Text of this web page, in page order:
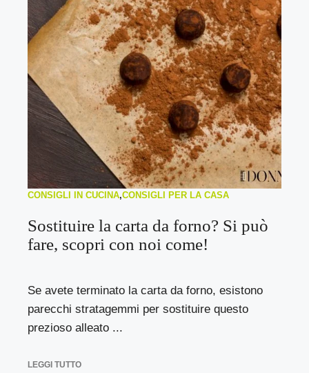
CONSIGLI IN CUCINA,CONSIGLI PER LA CASA
Sostituire la carta da forno? Si può
fare, scopri con noi come!
Se avete terminato la carta da forno, esistono
parecchi stratagemmi per sostituire questo
prezioso alleato ...
LEGGI TUTTO